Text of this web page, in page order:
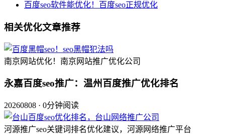
百度seo软件能优化！百度seo正规优化
相关优化文章推荐
南京网站优化！南京网站推广优化公司
永嘉百度seo推广：温州百度推广优化排名
20260808 · 0分钟阅读
河源推广seo关键词排名优化建议，河源网络推广平台